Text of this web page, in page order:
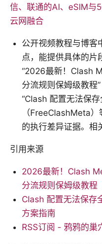
信、联通的AI、eSIM与
云网融合
公开视频教程与博客
点，能提供具体的片
“2026最新！Clash
分流规则保姆级教程
“Clash 配置无法保存
（FreeClashMeta
的执行差异证据。相
引用来源
2026最新！Clash
分流规则保姆级教程
Clash 配置无法保存
方案指南
RSS订阅 - 鸦鸦的巢